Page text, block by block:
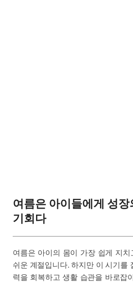
여름은 아이들에게 성
기회다
여름은 아이의 몸이 가장 쉽게 지
쉬운 계절입니다. 하지만 이 시기를
력을 회복하고 생활 습관을 바로잡